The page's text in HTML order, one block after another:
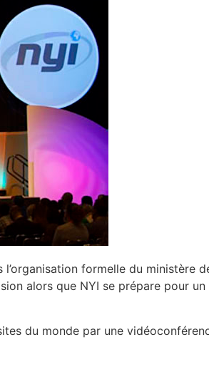
formelle du ministère
alors que NYI se prépare pour
du monde par une